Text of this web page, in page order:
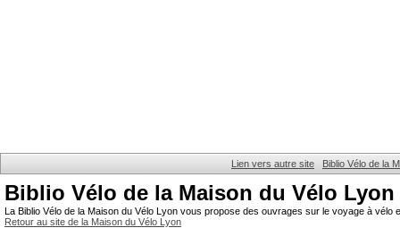
Lien vers autre site Biblio Vélo de la
Biblio Vélo de la Maison du Vélo Lyon
La Biblio Vélo de la Maison du Vélo Lyon vous propose des ouvrages sur le voyage à
Retour au site de la Maison du Vélo Lyon